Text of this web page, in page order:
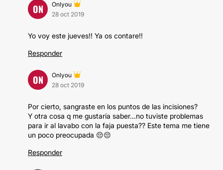
ON
Onlyou
28 oct 2019
Yo voy este jueves!! Ya os contare!!
Responder
ON
Onlyou
28 oct 2019
Por cierto, sangraste en los puntos de las incisiones?
Y otra cosa q me gustaría saber...no tuviste problemas
para ir al lavabo con la faja puesta?? Este tema me tiene
un poco preocupada 😔😔
Responder